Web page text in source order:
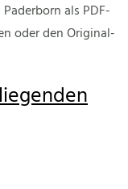
als PDF-
oder den Original-